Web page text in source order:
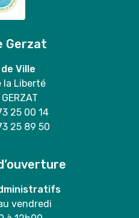
Gerzat
Ville
la Liberté
25 00 14
25 89 50
vendredi